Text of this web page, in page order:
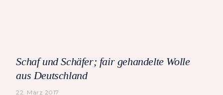
Schaf und Schäfer; fair gehandelte Wolle
aus Deutschland
22. März 2017